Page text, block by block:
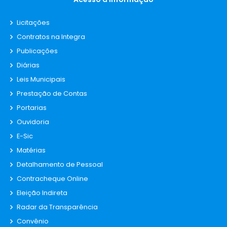
OUTRAS PUBLICAÇÕES: 1 / 2022
Relatório Resultado da Totalização.
Eleições Municipais 2020 14990 -
PACUJÁ - CE 1º Turno
OUTRAS PUBLICAÇÕES: 1 / 2022
Eu, Fernando Alves de Brito, Presidente
Interino da Câmara Municipal de
Pacujá, no uso das atribuições legais,
venho DECLARAR, a EXTINÇAO DO
Licitações
Contratos na Integra
Publicações
Diárias
Leis Municipais
Prestação de Contas
Portarias
Ouvidoria
E-Sic
Matérias
Detalhamento de Pessoal
Contracheque Online
Eleição Indireta
Radar da Transparência
Convênio